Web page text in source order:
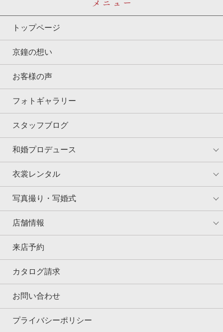
トップページ
京鐘の想い
お客様の声
フォトギャラリー
スタッフブログ
和婚プロデュース
衣裳レンタル
写真撮り・写婚式
店舗情報
来店予約
カタログ請求
お問い合わせ
プライバシーポリシー